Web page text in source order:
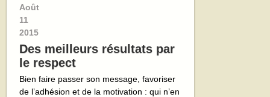
Août
11
2015
Des meilleurs résultats par
le respect
Bien faire passer son message, favoriser
de l’adhésion et de la motivation : qui n’en